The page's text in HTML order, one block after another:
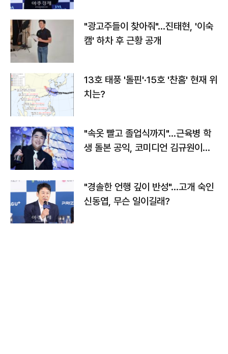
"광고주들이 찾아줘"…진태현, '이숙
캠' 하차 후 근황 공개
13호 태풍 '돌핀'·15호 '찬홈' 현재 위
치는?
"속옷 빨고 졸업식까지"…근육병 학
생 돌본 공익, 코미디언 김규원이었
"경솔한 언행 깊이 반성"…고개 숙인
신동엽, 무슨 일이길래?